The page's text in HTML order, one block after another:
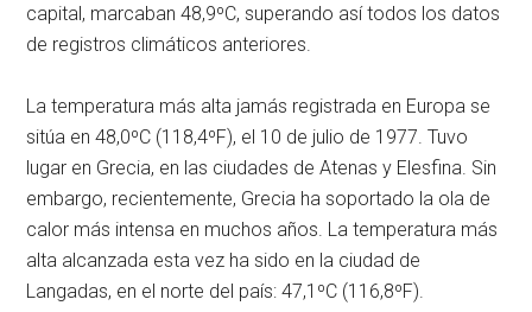
capital, marcaban 48,9ºC, superando así todos los datos
de registros climáticos anteriores.
La temperatura más alta jamás registrada en Europa se
sitúa en 48,0ºC (118,4ºF), el 10 de julio de 1977. Tuvo
lugar en Grecia, en las ciudades de Atenas y Elesfina. Sin
embargo, recientemente, Grecia ha soportado la ola de
calor más intensa en muchos años. La temperatura más
alta alcanzada esta vez ha sido en la ciudad de
Langadas, en el norte del país: 47,1ºC (116,8ºF).